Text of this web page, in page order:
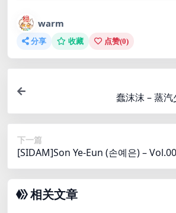
warm
分享 收藏 点赞(0)
蠢沫沫 – 蒸
下一篇
[SIDAM]Son Ye-Eun (손예은) –
相关文章